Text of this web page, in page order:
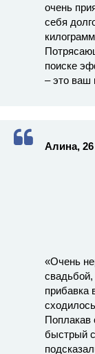
очень
себя
поиске
– это ваш
Алина,
«Очень
свадьбой,
прибавка
Поплакав
быстрый